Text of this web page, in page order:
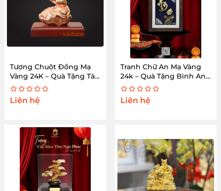
Tượng Chuột Đồng Mạ
Vàng 24K – Quà Tặng Tài
Lộc
Liên hệ
Tranh Chữ An Mạ Vàng
24k – Quà Tặng Bình An
Cao Cấp
Liên hệ